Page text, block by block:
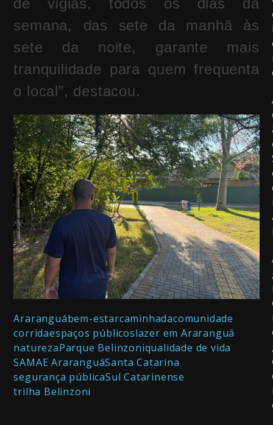
de vigias, todos os dias da
semana, das sete da manhã às
sete da noite, garante mais
tranquilidade para quem frequenta
o local”, destacou.
Araranguábem-estarcaminhadacomunidade
corridaespaços públicoslazer em Araranguá
naturezaParque Belinzoniqualidade de vida
SAMAE AraranguáSanta Catarina
segurança públicaSul Catarinense
trilha Belinzoni